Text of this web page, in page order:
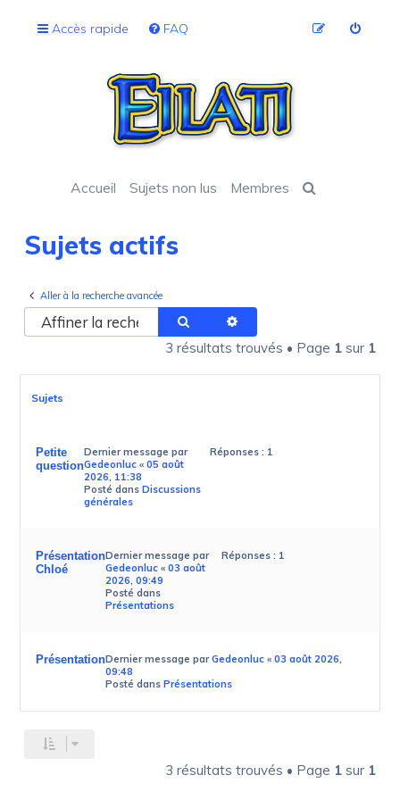
Accès rapide FAQ
Accueil Sujets non lus Membres
Sujets actifs
Aller à la recherche avancée
Rechercher
3 résultats trouvés • Page 1sur 1
Sujets
Petite
question
Dernier message par
Gedeonluc« 05 août
2026, 11:38
Posté dans Discussions
générales
Réponses : 1
Présentation
Chloé
Dernier message par
Gedeonluc« 03 août
2026, 09:49
Posté dans
Présentations
Réponses : 1
PrésentationDernier message parGedeonluc« 03 août 2026,
09:48
Posté dans Présentations
3 résultats trouvés • Page 1sur 1